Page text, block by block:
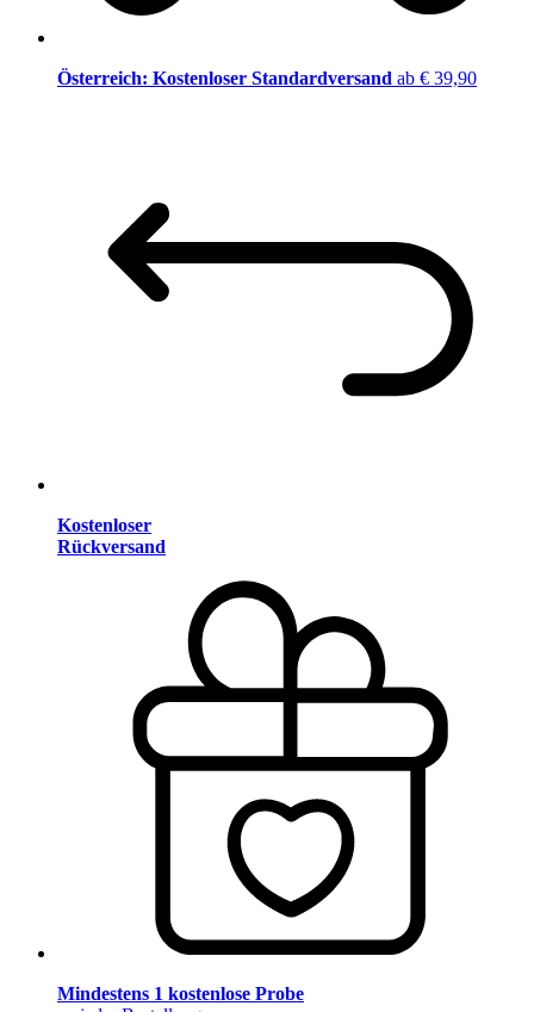
Österreich: Kostenloser Standardversand ab € 39,90
Kostenloser
Rückversand
Mindestens 1 kostenlose Probe